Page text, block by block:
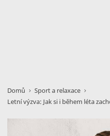
Domů
Sport a relaxace
Letní výzva: Jak si i během léta